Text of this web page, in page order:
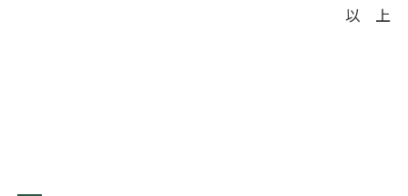
以 上